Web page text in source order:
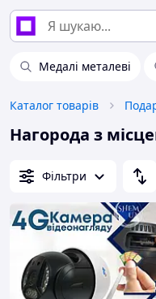
Медалі металеві
Каталог товарів
Нагорода з
Фільтри